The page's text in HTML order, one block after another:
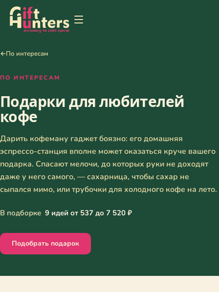
←По интересам
ПО ИНТЕРЕСАМ
Подарки для любителей
кофе
Дарить кофеману гаджет боязно: его домашняя
эспрессо-станция вполне может оказаться круче вашего
подарка. Спасают мелочи, до которых руки не доходят
даже у него самого, — сахарница, чтобы сахар не
сыпался мимо, или трубочки для холодного кофе на лето.
В подборке 9 идей от 537 до 7 520 ₽
Подобрать подарок